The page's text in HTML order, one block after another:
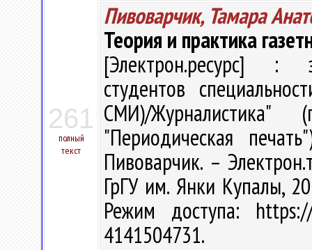
261
полный
текст
Пивоварчик, Тамара
Теория и практика
[Электрон.ресурс] :
студентов
СМИ)/Журналистика"
"Периодическая
Пивоварчик. –
ГрГУ им. Янки Купалы,
Режим доступа:
4141504731.